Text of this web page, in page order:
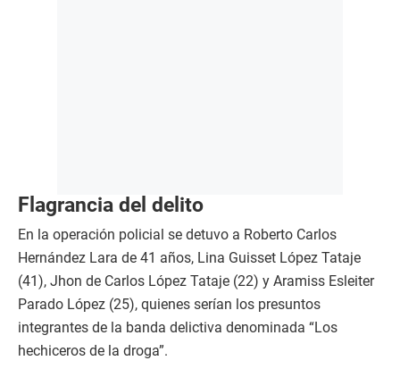
Flagrancia del delito
En la operación policial se detuvo a Roberto Carlos
Hernández Lara de 41 años, Lina Guisset López Tataje
(41), Jhon de Carlos López Tataje (22) y Aramiss Esleiter
Parado López (25), quienes serían los presuntos
integrantes de la banda delictiva denominada “Los
hechiceros de la droga”.